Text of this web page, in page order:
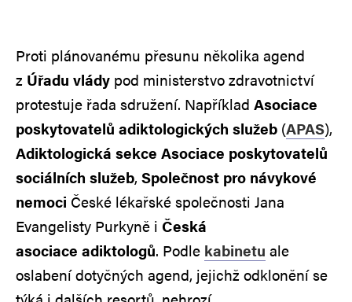
Proti plánovanému přesunu několika agend
z Úřadu vlády pod ministerstvo zdravotnictví
protestuje řada sdružení. Například Asociace
poskytovatelů adiktologických služeb (APAS),
Adiktologická sekce Asociace poskytovatelů
sociálních služeb, Společnost pro návykové
nemoci České lékařské společnosti Jana
Evangelisty Purkyně i Česká
asociace adiktologů. Podle kabinetu ale
oslabení dotyčných agend, jejichž odklonění se